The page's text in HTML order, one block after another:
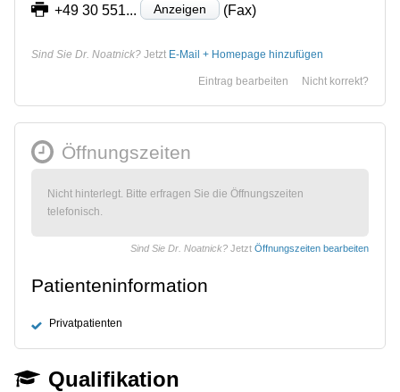
+49 30 551... Anzeigen (Fax)
Sind Sie Dr. Noatnick? Jetzt E-Mail + Homepage hinzufügen
Nicht korrekt?
Eintrag bearbeiten
Öffnungszeiten
Nicht hinterlegt. Bitte erfragen Sie die Öffnungszeiten
telefonisch.
Sind Sie Dr. Noatnick? Jetzt Öffnungszeiten bearbeiten
Patienteninformation
Privatpatienten
Qualifikation